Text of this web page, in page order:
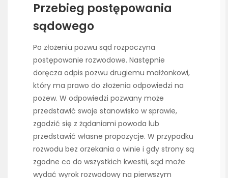
Przebieg postępowania
sądowego
Po złożeniu pozwu sąd rozpoczyna
postępowanie rozwodowe. Następnie
doręcza odpis pozwu drugiemu małżonkowi,
który ma prawo do złożenia odpowiedzi na
pozew. W odpowiedzi pozwany może
przedstawić swoje stanowisko w sprawie,
zgodzić się z żądaniami powoda lub
przedstawić własne propozycje. W przypadku
rozwodu bez orzekania o winie i gdy strony są
zgodne co do wszystkich kwestii, sąd może
wydać wyrok rozwodowy na pierwszym